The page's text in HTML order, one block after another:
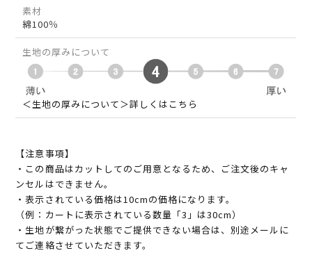
素材
綿100％
生地の厚みについて
＜生地の厚みについて＞詳しくはこちら
【注意事項】
・この商品はカットしてのご用意となるため、ご注文後のキャ
ンセルはできません。
・表示されている価格は10cmの価格になります。
（例：カートに表示されている数量「3」は30cm）
・生地が繋がった状態でご提供できない場合は、別途メールに
てご連絡させていただきます。